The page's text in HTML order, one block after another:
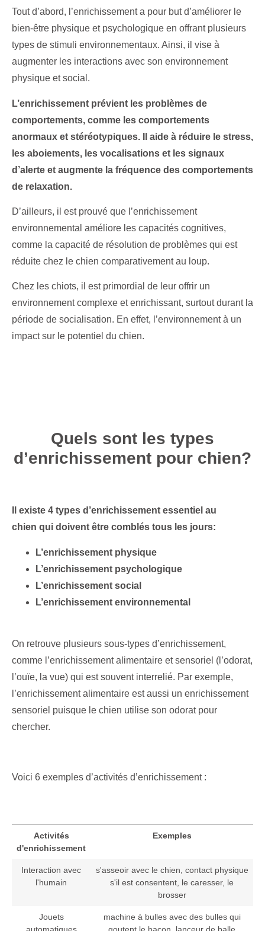
Tout d’abord, l’enrichissement a pour but d’améliorer le
bien-être physique et psychologique en offrant plusieurs
types de stimuli environnementaux. Ainsi, il vise à
augmenter les interactions avec son environnement
physique et social.
L’enrichissement prévient les problèmes de
comportements, comme les comportements
anormaux et stéréotypiques. Il aide à réduire le stress,
les aboiements, les vocalisations et les signaux
d’alerte et augmente la fréquence des comportements
de relaxation.
D’ailleurs, il est prouvé que l’enrichissement
environnemental améliore les capacités cognitives,
comme la capacité de résolution de problèmes qui est
réduite chez le chien comparativement au loup.
Chez les chiots, il est primordial de leur offrir un
environnement complexe et enrichissant, surtout durant la
période de socialisation. En effet, l’environnement à un
impact sur le potentiel du chien.
Quels sont les types
d’enrichissement pour chien?
Il existe 4 types d’enrichissement essentiel au
chien qui doivent être comblés tous les jours:
L’enrichissement physique
L’enrichissement psychologique
L’enrichissement social
L’enrichissement environnemental
On retrouve plusieurs sous-types d’enrichissement,
comme l’enrichissement alimentaire et sensoriel (l’odorat,
l’ouïe, la vue) qui est souvent interrelié. Par exemple,
l’enrichissement alimentaire est aussi un enrichissement
sensoriel puisque le chien utilise son odorat pour
chercher.
Voici 6 exemples d’activités d’enrichissement :
Activités
d'enrichissement
Exemples
Interaction avec
l'humain
s'asseoir avec le chien, contact physique
s'il est consentent, le caresser, le
brosser
Jouets
automatiques
machine à bulles avec des bulles qui
goutent le bacon, lanceur de balle